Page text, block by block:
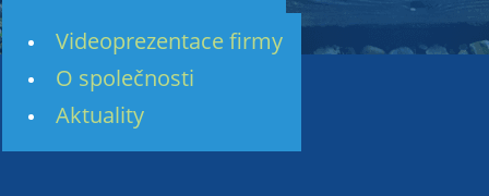
Videoprezentace firmy
O společnosti
Aktuality